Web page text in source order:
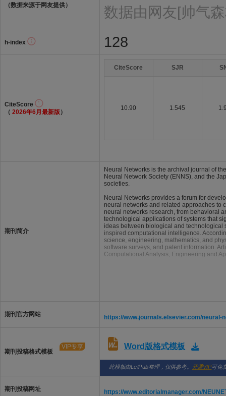
（数据来源于网友提供）
数据由网友[帅气
h-index 128
CiteScore
（ 2026年6月最新版 ）
CiteScore SJR
10.90 1.545
期刊简介
Neural Networks is the archival journal of
Neural Network Society (ENNS), and the
societies.
Neural Networks provides a forum for
neural networks and related approaches to
neural networks research, from behavioral
technological applications of systems that
ideas between biological and technological
inspired computational intelligence.
science, engineering, mathematics, and
software surveys, and patent information.
Computational Analysis, Engineering and
期刊官方网站 https://www.journals.elsevier.com/neural-
期刊投稿格式模板
VIP专享 Word版格式模板
此模板由LetPub整理，仅供参考。 开通VIP可免
期刊投稿网址 https://www.editorialmanager.com/